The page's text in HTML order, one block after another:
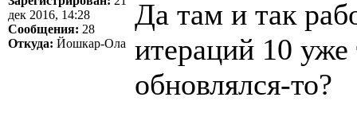
дек 2016, 14:28
Сообщения: 28
Откуда: Йошкар-Ола
Да там и так
итераций 10
обновлялся-то?